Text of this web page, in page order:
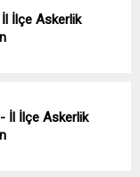
İlçe Askerlik
İl İlçe Askerlik